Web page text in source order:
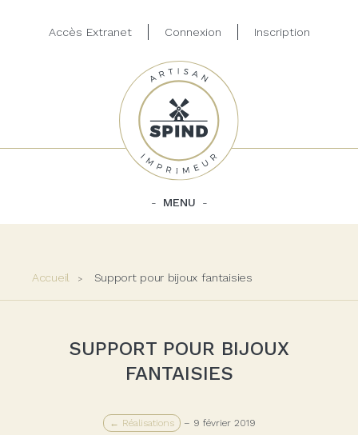
Accès Extranet Connexion Inscription
MENU
Accueil Support pour bijoux fantaisies
SUPPORT POUR BIJOUX
FANTAISIES
← Réalisations – 9 février 2019